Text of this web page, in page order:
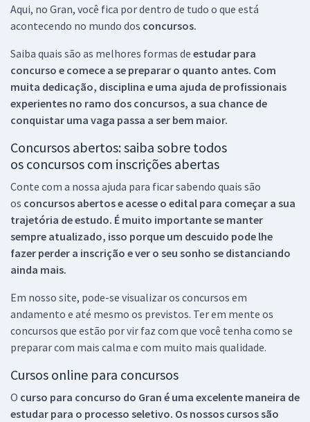
Aqui, no Gran, você fica por dentro de tudo o que está
acontecendo no mundo dos concursos.
Saiba quais são as melhores formas de estudar para
concurso e comece a se preparar o quanto antes. Com
muita dedicação, disciplina e uma ajuda de profissionais
experientes no ramo dos concursos, a sua chance de
conquistar uma vaga passa a ser bem maior.
Concursos abertos: saiba sobre todos
os concursos com inscrições abertas
Conte com a nossa ajuda para ficar sabendo quais são
os concursos abertos e acesse o edital para começar a sua
trajetória de estudo. É muito importante se manter
sempre atualizado, isso porque um descuido pode lhe
fazer perder a inscrição e ver o seu sonho se distanciando
ainda mais.
Em nosso site, pode-se visualizar os concursos em
andamento e até mesmo os previstos. Ter em mente os
concursos que estão por vir faz com que você tenha como se
preparar com mais calma e com muito mais qualidade.
Cursos online para concursos
O curso para concurso do Gran é uma excelente maneira de
estudar para o processo seletivo. Os nossos cursos são